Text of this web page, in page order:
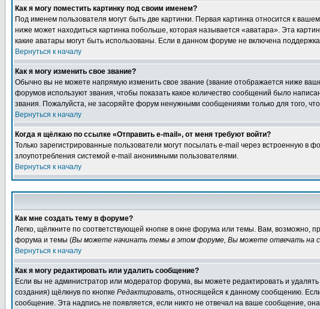
Как я могу поместить картинку под своим именем?
Под именем пользователя могут быть две картинки. Первая картинка относится к
ниже может находиться картинка побольше, которая называется «аватара». Эта
какие аватары могут быть использованы. Если в данном форуме не включена
Вернуться к началу
Как я могу изменить свое звание?
Обычно вы не можете напрямую изменить свое звание (звание отображается ниже
форумов используют звания, чтобы показать какое количество сообщений было
звания. Пожалуйста, не засоряйте форум ненужными сообщениями только для того,
Вернуться к началу
Когда я щёлкаю по ссылке «Отправить e-mail», от меня требуют войти?
Только зарегистрированные пользователи могут посылать e-mail через встроенную
злоупотребления системой e-mail анонимными пользователями.
Вернуться к началу
Как мне создать тему в форуме?
Легко, щёлкните по соответствующей кнопке в окне форума или темы. Вам, возможно,
форума и темы (Вы можете начинать темы в этом форуме, Вы можете отвечать на
Вернуться к началу
Как я могу редактировать или удалить сообщение?
Если вы не администратор или модератор форума, вы можете редактировать и
создания) щёлкнув по кнопке Редактировать, относящейся к данному сообщению.
сообщение. Эта надпись не появляется, если никто не отвечал на ваше сообщение,